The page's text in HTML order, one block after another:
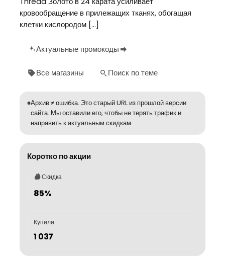
кровообращение в прилежащих тканях, обогащая
клетки кислородом […]
Актуальные промокоды
Все магазины Поиск по теме
Архив ≠ ошибка. Это старый URL из прошлой версии
сайта. Мы оставили его, чтобы не терять трафик и
направить к актуальным скидкам.
Коротко по акции
Скидка
85%
Купили
1 037